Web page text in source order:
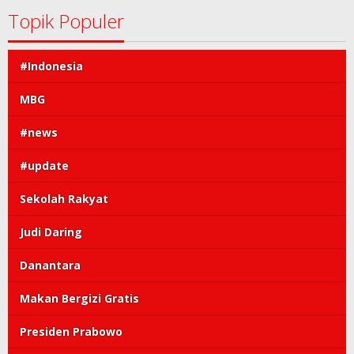
Topik Populer
#Indonesia
MBG
#news
#update
Sekolah Rakyat
Judi Daring
Danantara
Makan Bergizi Gratis
Presiden Prabowo